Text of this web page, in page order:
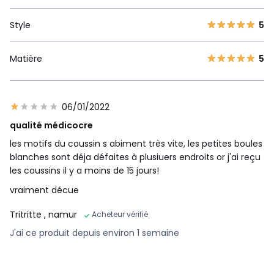
Style 5
Matière 5
06/01/2022
qualité médicocre
les motifs du coussin s abiment très vite, les petites boules
blanches sont déja défaites à plusiuers endroits or j'ai reçu
les coussins il y a moins de 15 jours!
vraiment décue
Tritritte , namur Acheteur vérifié
J'ai ce produit depuis environ 1 semaine